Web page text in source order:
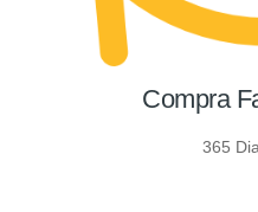
Compra
365